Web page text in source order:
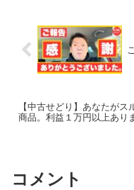
【中古せどり】あなたがス
商品。利益１万円以上あり
コメント